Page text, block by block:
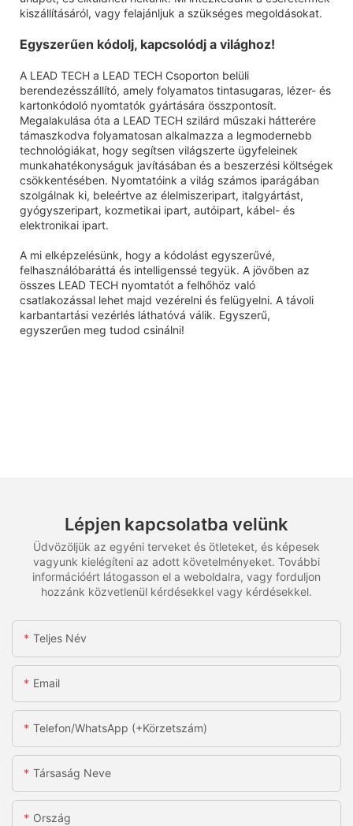
kiszállításáról, vagy felajánljuk a szükséges megoldásokat.
Egyszerűen kódolj, kapcsolódj a világhoz!
A LEAD TECH a LEAD TECH Csoporton belüli
berendezésszállító, amely folyamatos tintasugaras, lézer- és
kartonkódoló nyomtatók gyártására összpontosít.
Megalakulása óta a LEAD TECH szilárd műszaki hátterére
támaszkodva folyamatosan alkalmazza a legmodernebb
technológiákat, hogy segítsen világszerte ügyfeleinek
munkahatékonyságuk javításában és a beszerzési költségek
csökkentésében. Nyomtatóink a világ számos iparágában
szolgálnak ki, beleértve az élelmiszeripart, italgyártást,
gyógyszeripart, kozmetikai ipart, autóipart, kábel- és
elektronikai ipart.
A mi elképzelésünk, hogy a kódolást egyszerűvé,
felhasználóbaráttá és intelligenssé tegyük. A jövőben az
összes LEAD TECH nyomtatót a felhőhöz való
csatlakozással lehet majd vezérelni és felügyelni. A távoli
karbantartási vezérlés láthatóvá válik. Egyszerű,
egyszerűen meg tudod csinálni!
Lépjen kapcsolatba velünk
Üdvözöljük az egyéni terveket és ötleteket, és képesek
vagyunk kielégíteni az adott követelményeket. További
információért látogasson el a weboldalra, vagy forduljon
hozzánk közvetlenül kérdésekkel vagy kérdésekkel.
Teljes Név
Email
Telefon/WhatsApp (+körzetszám)
Társaság Neve
Ország